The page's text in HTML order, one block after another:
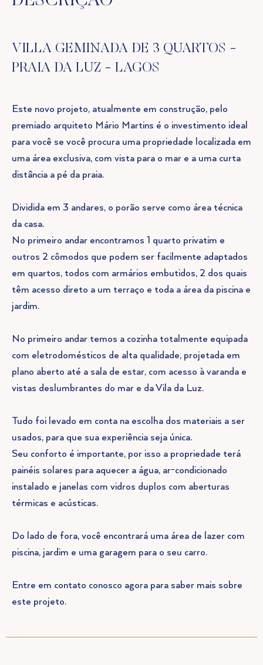
VILLA GEMINADA DE 3 QUARTOS -
PRAIA DA LUZ - LAGOS
Este novo projeto, atualmente em construção, pelo
premiado arquiteto Mário Martins é o investimento ideal
para você se você procura uma propriedade localizada em
uma área exclusiva, com vista para o mar e a uma curta
distância a pé da praia.
Dividida em 3 andares, o porão serve como área técnica
da casa.
No primeiro andar encontramos 1 quarto privatim e
outros 2 cômodos que podem ser facilmente adaptados
em quartos, todos com armários embutidos, 2 dos quais
têm acesso direto a um terraço e toda a área da piscina e
jardim.
No primeiro andar temos a cozinha totalmente equipada
com eletrodomésticos de alta qualidade, projetada em
plano aberto até a sala de estar, com acesso à varanda e
vistas deslumbrantes do mar e da Vila da Luz.
Tudo foi levado em conta na escolha dos materiais a ser
usados, para que sua experiência seja única.
Seu conforto é importante, por isso a propriedade terá
painéis solares para aquecer a água, ar-condicionado
instalado e janelas com vidros duplos com aberturas
térmicas e acústicas.
Do lado de fora, você encontrará uma área de lazer com
piscina, jardim e uma garagem para o seu carro.
Entre em contato conosco agora para saber mais sobre
este projeto.